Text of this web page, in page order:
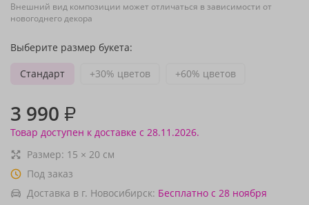
Внешний вид композиции может отличаться в зависимости от
новогоднего декора
Выберите размер букета:
Стандарт
+30% цветов +60% цветов
3 990 ₽
Товар доступен к доставке с 28.11.2026.
Размер: 15 × 20 см
Под заказ
Доставка в г. Новосибирск: Бесплатно с 28 ноября